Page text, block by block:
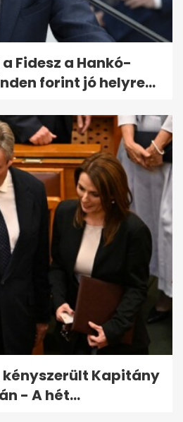
Fidesz a Hankó-
forint jó helyre...
kényszerült Kapitány
- A hét...